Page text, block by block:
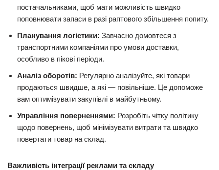
постачальниками, щоб мати можливість швидко
поповнювати запаси в разі раптового збільшення попиту.
Планування логістики: Завчасно домовтеся з
транспортними компаніями про умови доставки,
особливо в пікові періоди.
Аналіз оборотів: Регулярно аналізуйте, які товари
продаються швидше, а які — повільніше. Це допоможе
вам оптимізувати закупівлі в майбутньому.
Управління поверненнями: Розробіть чітку політику
щодо повернень, щоб мінімізувати витрати та швидко
повертати товар на склад.
Важливість інтеграції реклами та складу